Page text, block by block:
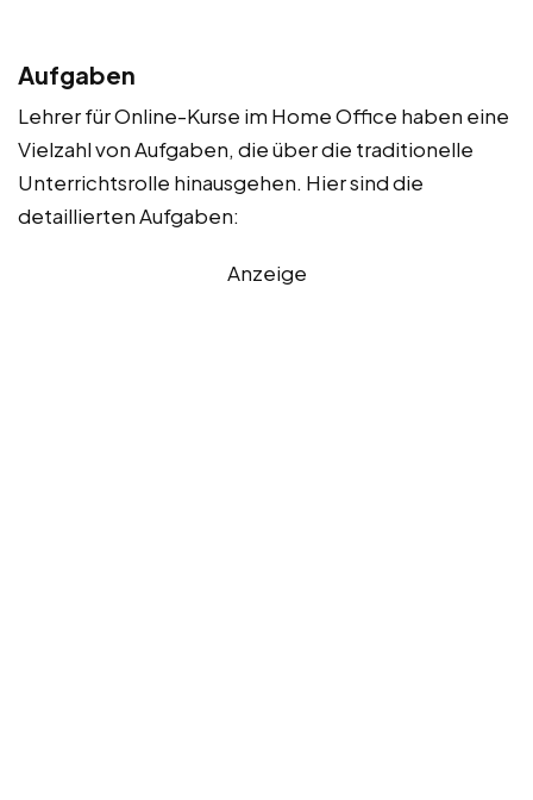
Aufgaben
Lehrer für Online-Kurse im Home Office haben eine
Vielzahl von Aufgaben, die über die traditionelle
Unterrichtsrolle hinausgehen. Hier sind die
detaillierten Aufgaben:
Anzeige